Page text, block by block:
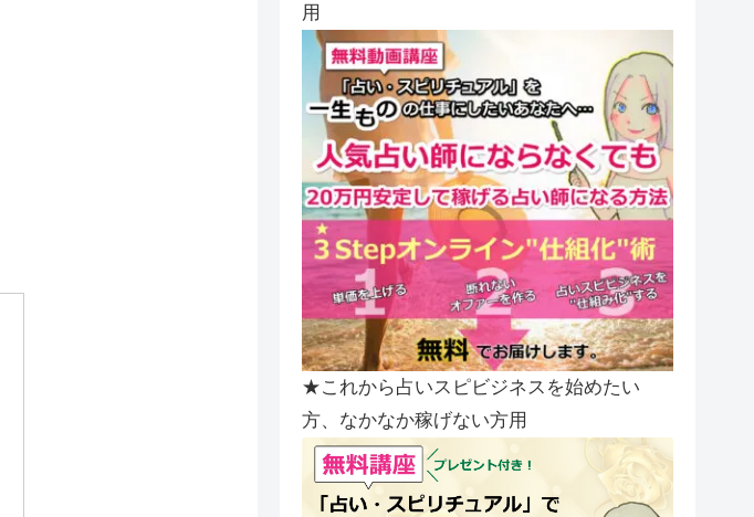
用
★これから占いスピビジネスを始めたい
方、なかなか稼げない方用